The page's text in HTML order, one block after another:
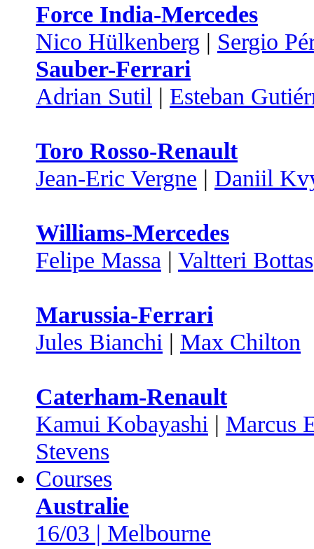
Force India-Mercedes
Nico Hülkenberg | Sergio
Sauber-Ferrari
Adrian Sutil | Esteban
Toro Rosso-Renault
Jean-Eric Vergne | Daniil
Williams-Mercedes
Felipe Massa | Valtteri Bottas
Marussia-Ferrari
Jules Bianchi | Max Chilton
Caterham-Renault
Kamui Kobayashi | Marcus
Stevens
Courses
Australie
16/03 | Melbourne